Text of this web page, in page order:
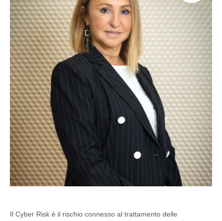
Il Cyber Risk è il rischio connesso al trattamento delle